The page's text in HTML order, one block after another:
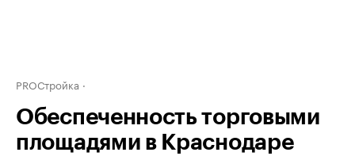
PROСтройка
Обеспеченность торговыми
площадями в Краснодаре